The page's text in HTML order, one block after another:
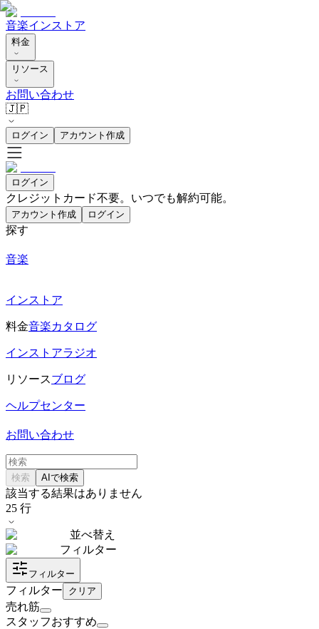
音楽インストア
料金
リソース
お問い合わせ
🇯🇵
ログイン アカウント作成
ログイン
クレジットカード不要。いつでも解約可能。
アカウント作成 ログイン
探す
音楽
インストア
料金音楽カタログ
インストアラジオ
リソースブログ
ヘルプセンター
お問い合わせ
検索 AIで検索
該当する結果はありません
25 行
並べ替え
フィルター
フィルター
フィルター クリア
売れ筋
スタッフおすすめ